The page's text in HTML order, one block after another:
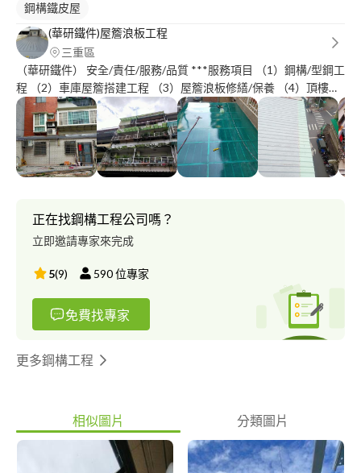
鋼構鐵皮屋
(華研鐵件)屋簷浪板工程
三重區
（華研鐵件） 安全/責任/服務/品質 ***服務項目 （1）鋼構/型鋼工
程 （2）車庫屋簷搭建工程 （3）屋簷浪板修繕/保養 （4）頂樓陽
台/ (鍍鋅鋼鐵-白鐵方管) 烤漆配色搭建工程 (5)自家土地 屋簷設計
搭建安裝 玻璃/隔熱透明板 (6)室內挑高天花板 (夾層設計)安裝工程
(7)屋簷浪板含配件:項目 1**屋簷老舊生銹 2**屋簷破損漏水 3**屋
簷（排水槽) 排水/漏水=修繕 懸空.斷裂-老舊更新 4**重新覆蓋安裝
工程 5**老舊屋齡(石綿瓦) (拆除.清運).更新工程 **6(結構型鋼項目)
舊！//// 漏水-壁癌/亀裂 （鐵皮安裝作業工程） （10)水泥工程 地
面磁磚凸出 牆面磁磚打除 折除//更新 （11)防水工程 頂樓地面漏
水- 牆面壁癌、 （12)油漆工程 住家 全室油漆粉刷作業-- ------------
------------- ??不分任何 大-小 服務工程 只要你拿起電話撥打 電話給
我! ??一通電話 ??服務到家
正在找鋼構工程公司嗎？
立即邀請專家來完成
5(9) 590位專家
免費找專家
更多鋼構工程
相似圖片 分類圖片